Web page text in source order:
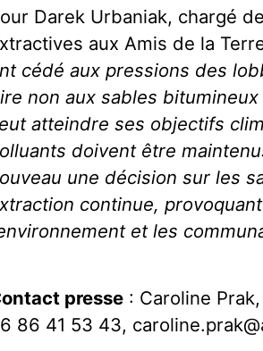
Darek Urbaniak, chargé
aux Amis de la
cédé aux pressions des
non aux sables
atteindre ses objectifs
doivent être
une décision sur les
continue,
et les
presse : Caroline
86 41 53 43,